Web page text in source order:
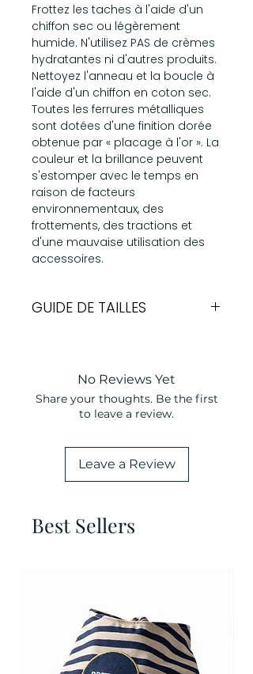
Frottez les taches à l'aide d'un
chiffon sec ou légèrement
humide. N'utilisez PAS de crèmes
hydratantes ni d'autres produits.
Nettoyez l'anneau et la boucle à
l'aide d'un chiffon en coton sec.
Toutes les ferrures métalliques
sont dotées d'une finition dorée
obtenue par « placage à l'or ». La
couleur et la brillance peuvent
s'estomper avec le temps en
raison de facteurs
environnementaux, des
frottements, des tractions et
d'une mauvaise utilisation des
accessoires.
GUIDE DE TAILLES
Standard 145 cm
145 cm
Multiposition
standard
243 cm
No Reviews Yet
Share your thoughts. Be the first
to leave a review.
Leave a Review
Best Sellers